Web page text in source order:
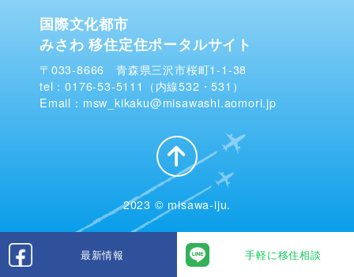
最新情報 手軽に移住相談
国際文化都市
みさわ 移住定住ポータルサイト
〒033-8666 青森県三沢市桜町1-1-38
tel：0176-53-5111（内線532・531）
Email：msw_kikaku@misawashi.aomori.jp
2023 © misawa-iju.